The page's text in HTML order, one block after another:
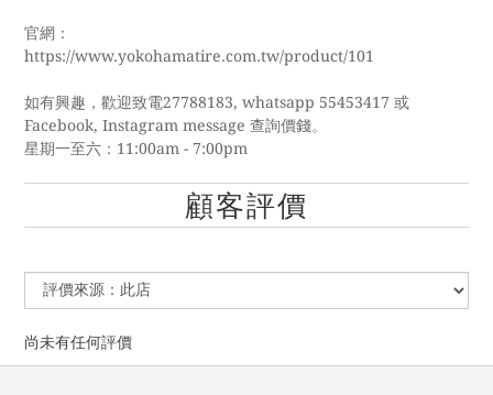
官網：
https://www.yokohamatire.com.tw/product/101
如有興趣，歡迎致電27788183, whatsapp 55453417 或
Facebook, Instagram message 查詢價錢。
星期一至六：11:00am - 7:00pm
顧客評價
尚未有任何評價